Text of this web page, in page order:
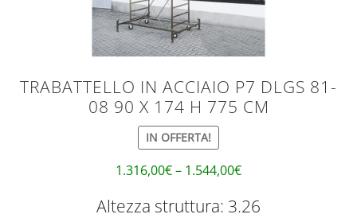
TRABATTELLO IN ACCIAIO P7 DLGS 81-
08 90 X 174 H 775 CM
IN OFFERTA!
1.316,00€– 1.544,00€
Altezza struttura: 3.26